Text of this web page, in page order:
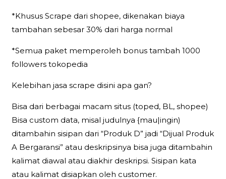
*Khusus Scrape dari shopee, dikenakan biaya
tambahan sebesar 30% dari harga normal
*Semua paket memperoleh bonus tambah 1000
followers tokopedia
Kelebihan jasa scrape disini apa gan?
Bisa dari berbagai macam situs (toped, BL, shopee)
Bisa custom data, misal judulnya {mau|ingin)
ditambahin sisipan dari “Produk D” jadi “Dijual Produk
A Bergaransi” atau deskripsinya bisa juga ditambahin
kalimat diawal atau diakhir deskripsi. Sisipan kata
atau kalimat disiapkan oleh customer.